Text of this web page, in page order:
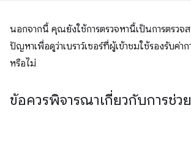
นอกจากนี้ คุณยังใช้การตรวจหานี้เป็นการตรว
ปัญหาเพื่อดูว่าเบราว์เซอร์ที่ผู้เข้าชมใช้รองรับค่า
หรือไม่
ข้อควรพิจารณาเกี่ยวกับการช่